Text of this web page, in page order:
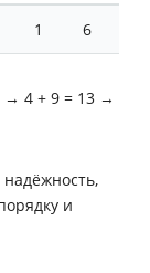
1 6
→ 4 + 9 = 13 →
надёжность,
и